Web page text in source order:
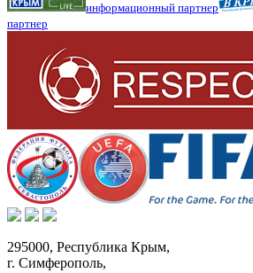
информационный партнер
партнер
295000, Республика Крым,
г. Симферополь,